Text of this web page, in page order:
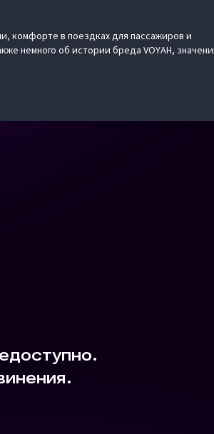
комфорте в поездках для пассажиров и
немного об истории бреда VOYAH,